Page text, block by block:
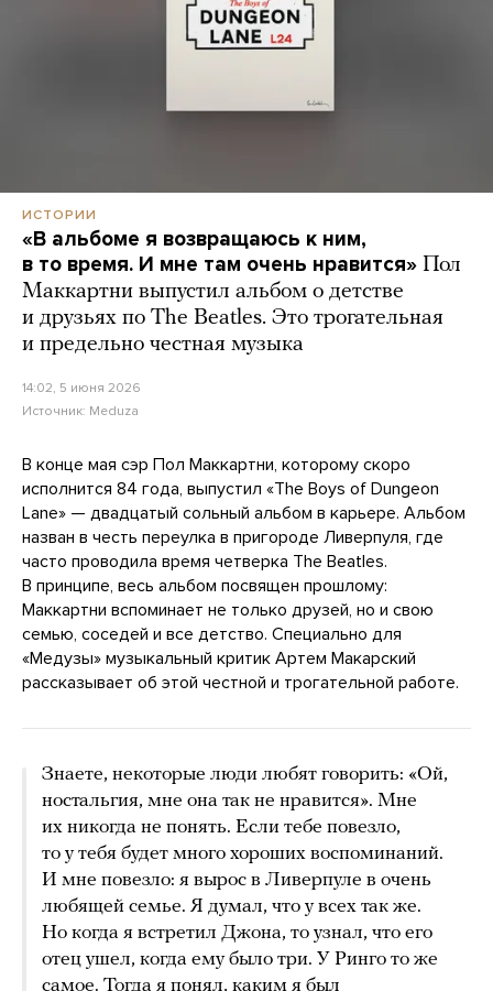
ИСТОРИИ
«В альбоме я возвращаюсь к ним,
в то время. И мне там очень нравится» Пол
Маккартни выпустил альбом о детстве
и друзьях по The Beatles. Это трогательная
и предельно честная музыка
14:02, 5 июня 2026
Источник: Meduza
В конце мая сэр Пол Маккартни, которому скоро
исполнится 84 года, выпустил «The Boys of Dungeon
Lane» — двадцатый сольный альбом в карьере. Альбом
назван в честь переулка в пригороде Ливерпуля, где
часто проводила время четверка The Beatles.
В принципе, весь альбом посвящен прошлому:
Маккартни вспоминает не только друзей, но и свою
семью, соседей и все детство. Специально для
«Медузы» музыкальный критик Артем Макарский
рассказывает об этой честной и трогательной работе.
Знаете, некоторые люди любят говорить: «Ой,
ностальгия, мне она так не нравится». Мне
их никогда не понять. Если тебе повезло,
то у тебя будет много хороших воспоминаний.
И мне повезло: я вырос в Ливерпуле в очень
любящей семье. Я думал, что у всех так же.
Но когда я встретил Джона, то узнал, что его
отец ушел, когда ему было три. У Ринго то же
самое. Тогда я понял, каким я был